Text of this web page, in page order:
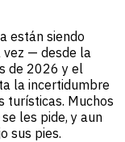
están siendo
— desde la
de 2026 y el
la incertidumbre
turísticas. Muchos
les pide, y aun
sus pies.